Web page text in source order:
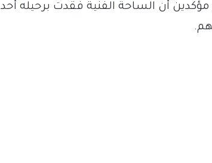
أن الساحة الفنية فقدت برحيله أحد